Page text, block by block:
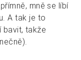
mně se líbí
A tak je to
bavit, takže